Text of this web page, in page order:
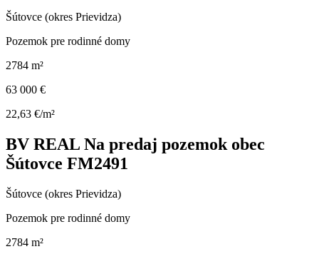
Šútovce (okres Prievidza)
Pozemok pre rodinné domy
2784 m²
63 000 €
22,63 €/m²
BV REAL Na predaj pozemok obec
Šútovce FM2491
Šútovce (okres Prievidza)
Pozemok pre rodinné domy
2784 m²